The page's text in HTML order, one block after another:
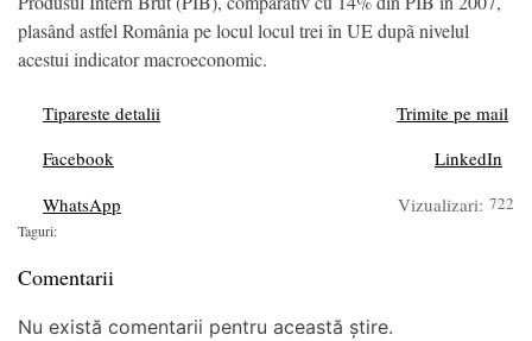
plasând astfel România pe locul locul trei în UE dupã nivelul
acestui indicator macroeconomic.
Tipareste detalii
Trimite pe mail
Facebook
LinkedIn
WhatsApp
Vizualizari: 722
Taguri:
Comentarii
Nu există comentarii pentru această știre.